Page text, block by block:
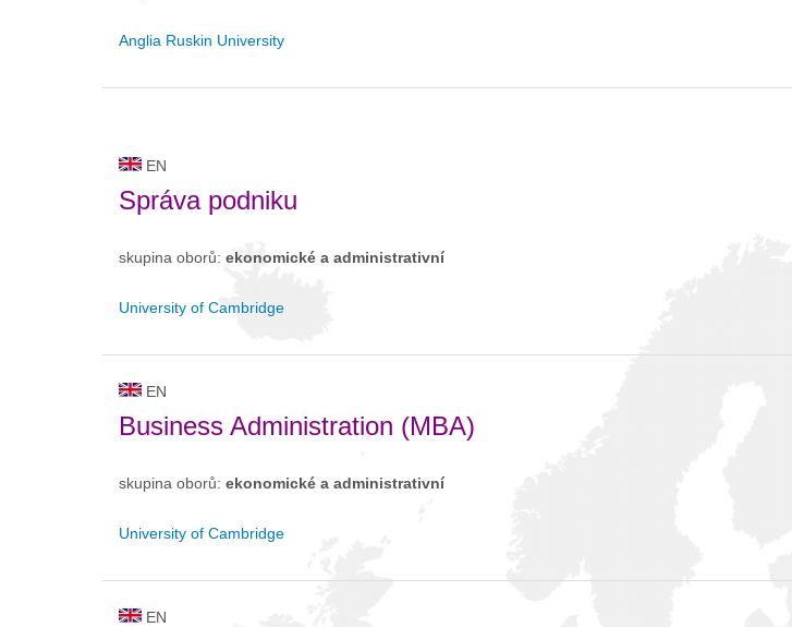
Anglia Ruskin University
EN
Správa podniku
skupina oborů: ekonomické a administrativní
University of Cambridge
EN
Business Administration (MBA)
skupina oborů: ekonomické a administrativní
University of Cambridge
EN